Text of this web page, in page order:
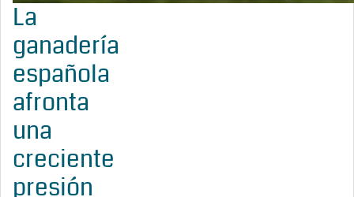
La
ganadería
española
afronta
una
creciente
presión